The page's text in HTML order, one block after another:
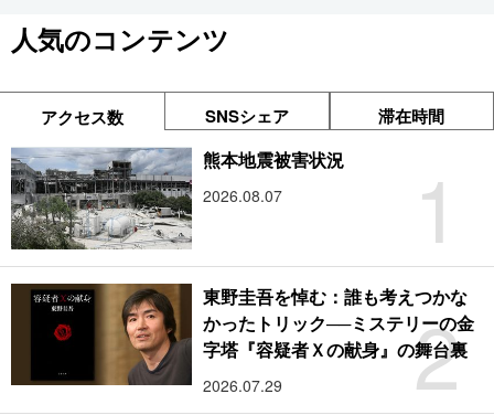
人気のコンテンツ
アクセス数 SNSシェア 滞在時間
1
熊本地震被害状況
2026.08.07
2
東野圭吾を悼む：誰も考えつかな
かったトリック──ミステリーの金
字塔『容疑者Ｘの献身』の舞台裏
2026.07.29